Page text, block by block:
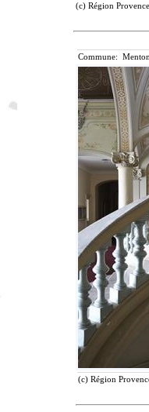
(c) Région
Commune:
(c) Région